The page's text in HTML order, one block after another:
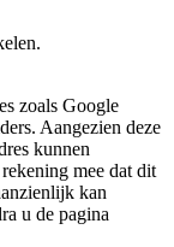
zoals Google
Aangezien deze
kunnen
mee dat dit
kan
u de pagina